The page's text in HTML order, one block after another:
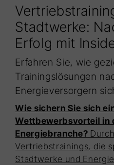
Stadtwerke:
Erfolg mit
Erfahren Sie, wie
Trainingslösungen
Energieversorgern
Wie sichern Sie sich
Wettbewerbsvorteil in
Energiebranche?
Vertriebstrainings, die
Stadtwerke und